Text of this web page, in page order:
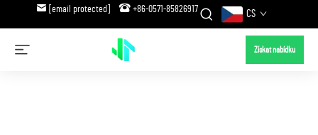
[email protected] +86-0571-85826917 CS
Získat nabídku